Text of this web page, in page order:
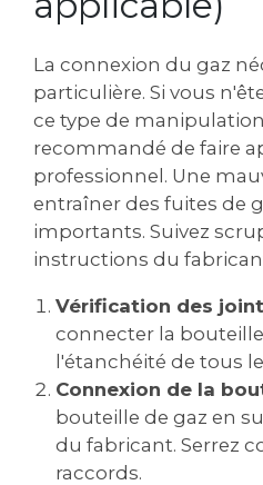
La connexion du gaz
particulière. Si vous
ce type de
recommandé de faire
professionnel. Une
entraîner des fuites de
importants. Suivez
instructions du
Vérification des
connecter la
l'étanchéité de tous
Connexion de la
bouteille de gaz en
du fabricant. Serrez
raccords.